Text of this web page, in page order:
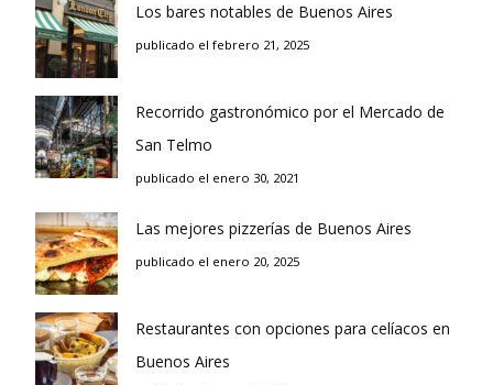
Los bares notables de Buenos Aires
publicado el febrero 21, 2025
Recorrido gastronómico por el Mercado de
San Telmo
publicado el enero 30, 2021
Las mejores pizzerías de Buenos Aires
publicado el enero 20, 2025
Restaurantes con opciones para celíacos en
Buenos Aires